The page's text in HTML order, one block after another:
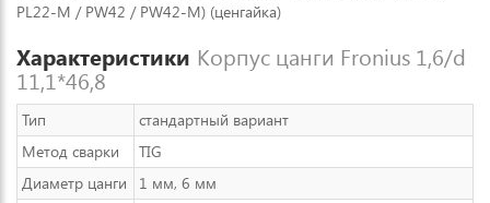
PL22-M / PW42 / PW42-M) (ценгайка)
Характеристики Корпус цанги Fronius 1,6/d
11,1*46,8
Тип
стандартный вариант
Метод сварки
TIG
Диаметр цанги
1 мм, 6 мм